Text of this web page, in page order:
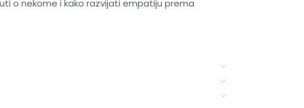
o nekome i kako razvijati empatiju prema